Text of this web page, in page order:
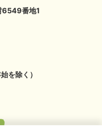
6549番地1
を除く）